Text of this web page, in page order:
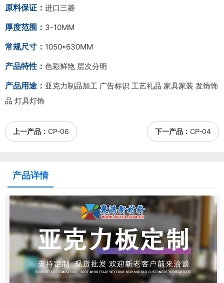
原料保证： 进口三菱
厚度范围： 3-10MM
常规尺寸： 1050*630MM
产品特性： 色彩鲜艳 层次分明
产品用途： 亚克力制品加工 广告标识 工艺礼品 家具家装 发饰饰
品 灯具灯饰
上一产品： CP-06 下一产品： CP-04
产品详情